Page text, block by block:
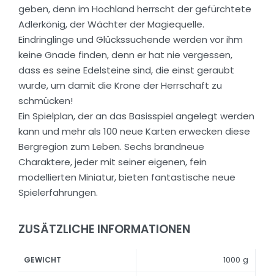
geben, denn im Hochland herrscht der gefürchtete
Adlerkönig, der Wächter der Magiequelle.
Eindringlinge und Glückssuchende werden vor ihm
keine Gnade finden, denn er hat nie vergessen,
dass es seine Edelsteine sind, die einst geraubt
wurde, um damit die Krone der Herrschaft zu
schmücken!
Ein Spielplan, der an das Basisspiel angelegt werden
kann und mehr als 100 neue Karten erwecken diese
Bergregion zum Leben. Sechs brandneue
Charaktere, jeder mit seiner eigenen, fein
modellierten Miniatur, bieten fantastische neue
Spielerfahrungen.
ZUSÄTZLICHE INFORMATIONEN
GEWICHT 1000 g